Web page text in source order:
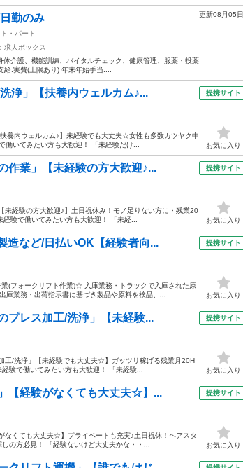
勤のみ
・パート
求人ボックス
介護、機能訓練、バイタルチェック、健康管理、服薬・投薬
:実費(上限あり) 年末年始手当:...
更新08月05日
浄」【扶養内ウェルカム♪...
養内ウェルカム♪】未経験でも大丈夫☆女性も多数カツヤク中
いてみたい方も大歓迎！ 「未経験だけ...
提携サイト
お気に入り
作業」【未経験の方大歓迎♪...
未経験の方大歓迎♪】土日祝休み！モノ足りない方に・残業20
験で働いてみたい方も大歓迎！ 「未経...
提携サイト
お気に入り
造など/日払いOK【経験者向...
(フォークリフト作業)☆ 入庫業務・トラックで入庫された原
業務・出荷指示書に基づき製品や原料を検品、...
提携サイト
お気に入り
プレス加工/洗浄」【未経験...
工/洗浄」【未経験でも大丈夫☆】ガッツリ稼げる残業月20H
験で働いてみたい方も大歓迎！ 「未経験...
提携サイト
お気に入り
【経験がなくても大丈夫☆】...
なくても大丈夫☆】プライベートも充実♪土日祝休！ヘアスタ
の方必見！ 「経験ないけど大丈夫かな・・...
提携サイト
お気に入り